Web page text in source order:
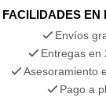
FACILIDADES EN
Envíos
Entregas en
Asesoramiento
Pago a